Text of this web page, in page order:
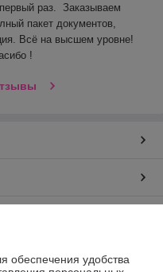
раз.  Заказываем
пакет документов,
Всё на высшем уровне!
!
обеспечения удобства